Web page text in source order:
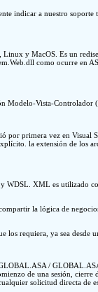
indicar a nuestro
y MacOS. Es un
como ocurre
Modelo-Vista-Controlador
primera vez en
la extensión de los
XML es
la lógica de
requiera, ya sea desde
/
de una sesión,
solicitud directa de